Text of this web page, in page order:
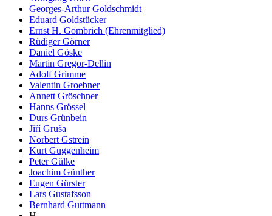
Georges-Arthur Goldschmidt
Eduard Goldstücker
Ernst H. Gombrich (Ehrenmitglied)
Rüdiger Görner
Daniel Göske
Martin Gregor-Dellin
Adolf Grimme
Valentin Groebner
Annett Gröschner
Hanns Grössel
Durs Grünbein
Jiří Gruša
Norbert Gstrein
Kurt Guggenheim
Peter Gülke
Joachim Günther
Eugen Gürster
Lars Gustafsson
Bernhard Guttmann